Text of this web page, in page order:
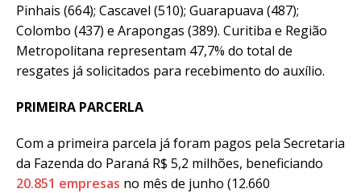
Pinhais (664); Cascavel (510); Guarapuava (487);
Colombo (437) e Arapongas (389). Curitiba e Região
Metropolitana representam 47,7% do total de
resgates já solicitados para recebimento do auxílio.
PRIMEIRA PARCERLA
Com a primeira parcela já foram pagos pela Secretaria
da Fazenda do Paraná R$ 5,2 milhões, beneficiando
20.851 empresas no mês de junho (12.660